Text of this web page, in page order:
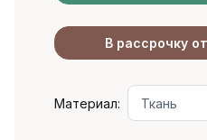
В рассрочку
Материал: